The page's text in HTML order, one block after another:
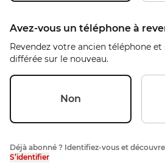
Avez-vous un téléphone à
Revendez votre ancien téléphone
différée sur le nouveau.
Non
Déjà abonné ? Identifiez-vous et
S’identifier